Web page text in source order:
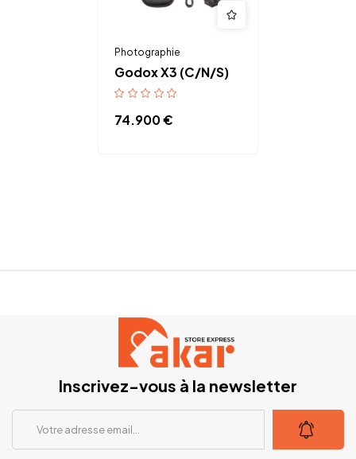
Photographie
Godox X3 (C/N/S)
74.900€
Inscrivez-vous à la newsletter